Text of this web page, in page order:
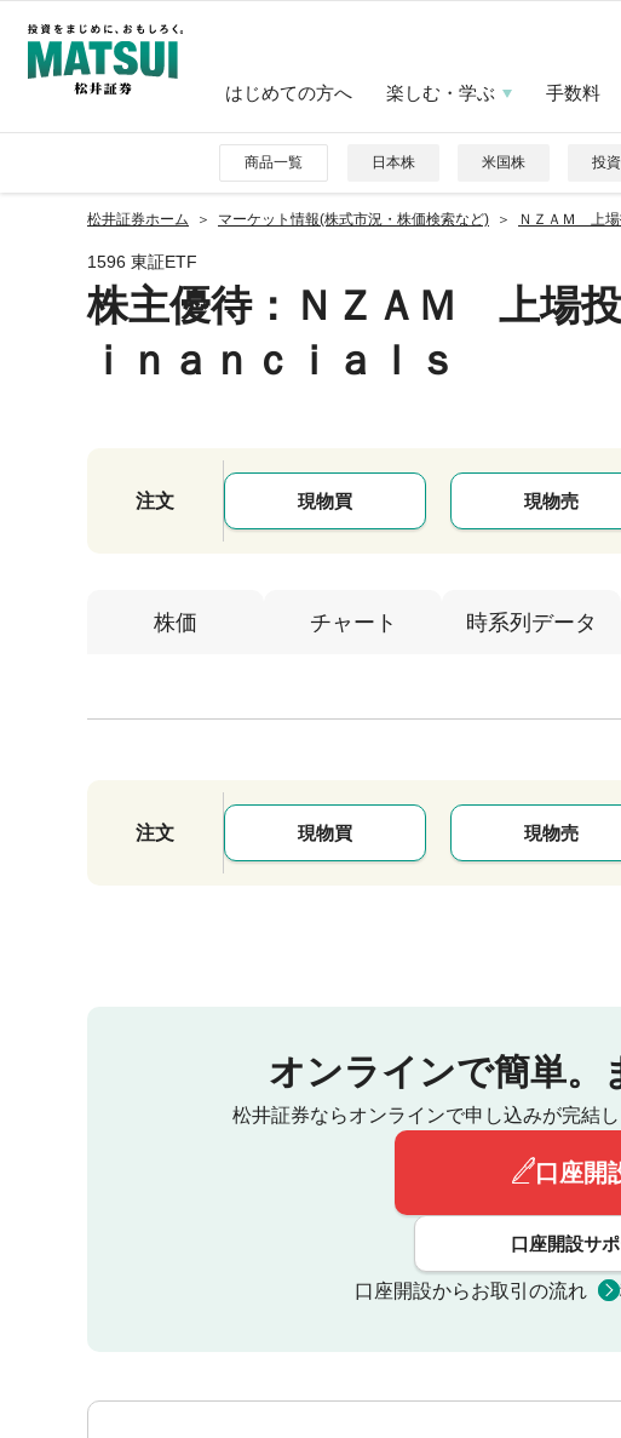
はじめての方へ 楽しむ・学ぶ 手数料
商品一覧 日本株 米国株 投
松井証券ホーム マーケット情報(株式市況・株価検索など) ＮＺＡＭ 上
1596 東証ETF
株主優待：ＮＺＡＭ 上場
ｉｎａｎｃｉａｌｓ
注文 現物買 現物売
株価 チャート 時系列データ
注文 現物買 現物売
オンラインで簡単。
松井証券ならオンラインで申し込みが完結し
口座開
口座開設サ
口座開設からお取引の流れ